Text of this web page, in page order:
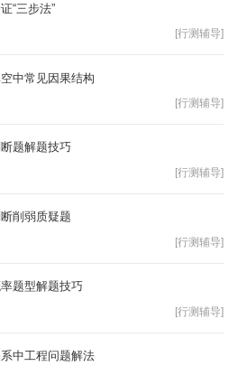
“三步法”
[行测辅导]
中常见因果结构
[行测辅导]
题解题技巧
[行测辅导]
削弱质疑题
[行测辅导]
题型解题技巧
[行测辅导]
中工程问题解法